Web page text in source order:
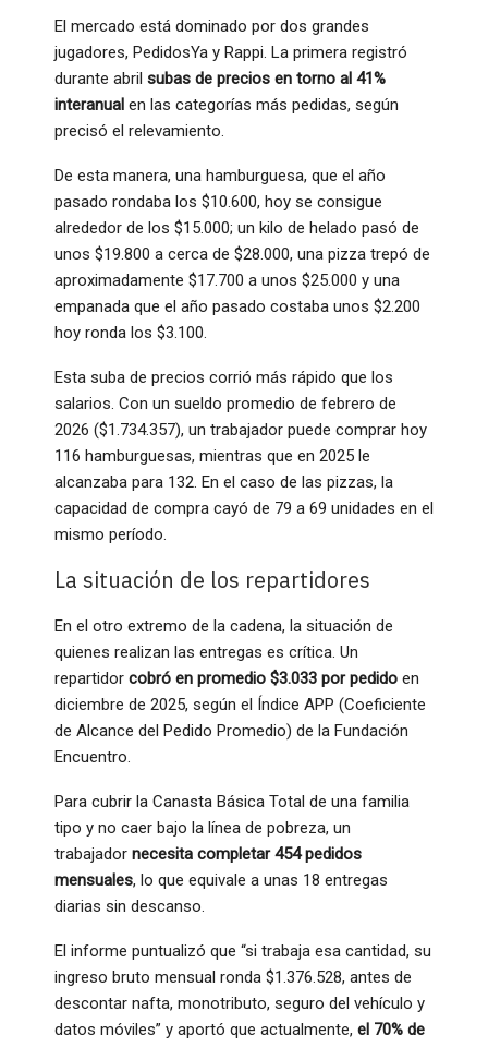
El mercado está dominado por dos grandes
jugadores, PedidosYa y Rappi. La primera registró
durante abril subas de precios en torno al 41%
interanual en las categorías más pedidas, según
precisó el relevamiento.
De esta manera, una hamburguesa, que el año
pasado rondaba los $10.600, hoy se consigue
alrededor de los $15.000; un kilo de helado pasó de
unos $19.800 a cerca de $28.000, una pizza trepó de
aproximadamente $17.700 a unos $25.000 y una
empanada que el año pasado costaba unos $2.200
hoy ronda los $3.100.
Esta suba de precios corrió más rápido que los
salarios. Con un sueldo promedio de febrero de
2026 ($1.734.357), un trabajador puede comprar hoy
116 hamburguesas, mientras que en 2025 le
alcanzaba para 132. En el caso de las pizzas, la
capacidad de compra cayó de 79 a 69 unidades en el
mismo período.
La situación de los repartidores
En el otro extremo de la cadena, la situación de
quienes realizan las entregas es crítica. Un
repartidor cobró en promedio $3.033 por pedido en
diciembre de 2025, según el Índice APP (Coeficiente
de Alcance del Pedido Promedio) de la Fundación
Encuentro.
Para cubrir la Canasta Básica Total de una familia
tipo y no caer bajo la línea de pobreza, un
trabajador necesita completar 454 pedidos
mensuales, lo que equivale a unas 18 entregas
diarias sin descanso.
El informe puntualizó que “si trabaja esa cantidad, su
ingreso bruto mensual ronda $1.376.528, antes de
descontar nafta, monotributo, seguro del vehículo y
datos móviles” y aportó que actualmente, el 70% de